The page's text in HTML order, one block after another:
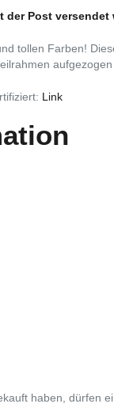
Post
tollen Farben!
Link
haben, dürfen